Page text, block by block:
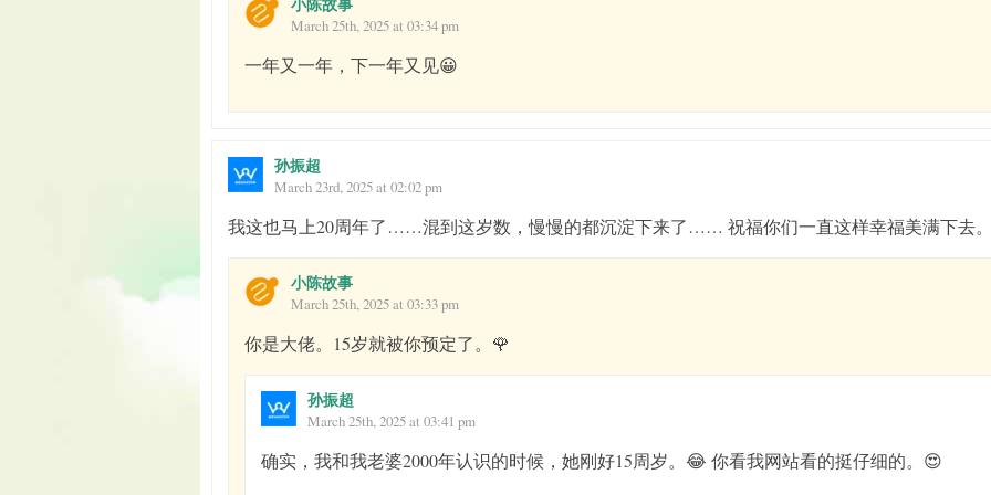
March 25th, 2025 at 03:34 pm
一年又一年，下一年又见😀
孙振超
March 23rd, 2025 at 02:02 pm
我这也马上20周年了……混到这岁数，慢慢的都沉淀下来了…… 祝福你们一直这样幸福美满下去
小陈故事
March 25th, 2025 at 03:33 pm
你是大佬。15岁就被你预定了。🌹
孙振超
March 25th, 2025 at 03:41 pm
确实，我和我老婆2000年认识的时候，她刚好15周岁。😂 你看我网站看的挺仔细的。😍